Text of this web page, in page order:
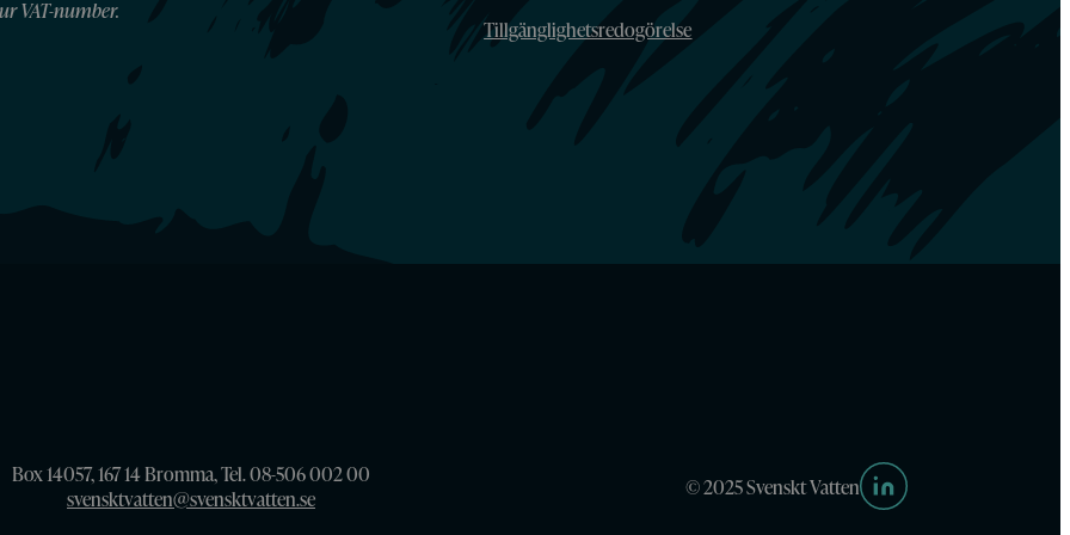
VAT-number.
Tillgänglighetsredogörelse
Box 14057, 167 14 Bromma, Tel. 08-506 002 00
svensktvatten@svensktvatten.se
© 2025 Svenskt Vatten